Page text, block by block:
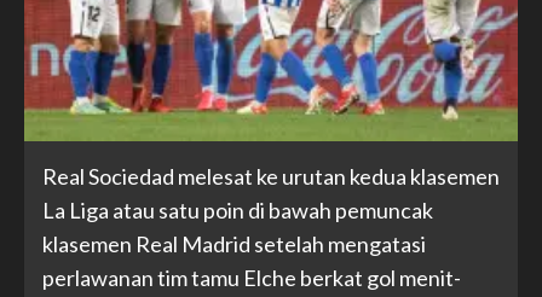
Real Sociedad melesat ke urutan kedua klasemen
La Liga atau satu poin di bawah pemuncak
klasemen Real Madrid setelah mengatasi
perlawanan tim tamu Elche berkat gol menit-